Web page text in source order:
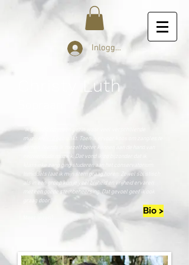
Inloggen
Christy Luth
"Ik groeide op in een gezin waar veel verschillende
muziek werd gemaakt. Toen ik ervoor koos om zangles te
nemen, leerde ik mezelf beter kennen aan de hand van
eeuwenoude muziek. Dat vond ik zo bijzonder dat ik
klassieke zang ging studeren aan het conservatorium.
Inmiddels laat ik mijn stem graag horen. Zowel solistisch
als in een groep kun je veel blijheid en vrijheid ervaren
met een goede stembeheersing. Dat gevoel geef ik ook
graag door."
Bio >